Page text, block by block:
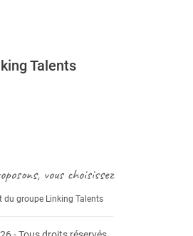
Talents
vous choisissez
groupe Linking Talents